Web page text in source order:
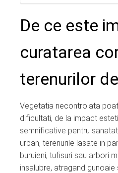
De ce este
curatarea
terenurilor
Vegetatia necontrolata
dificultati, de la impact
semnificative pentru
urban, terenurile lasate in
buruieni, tufisuri sau arbori
insalubre, atragand